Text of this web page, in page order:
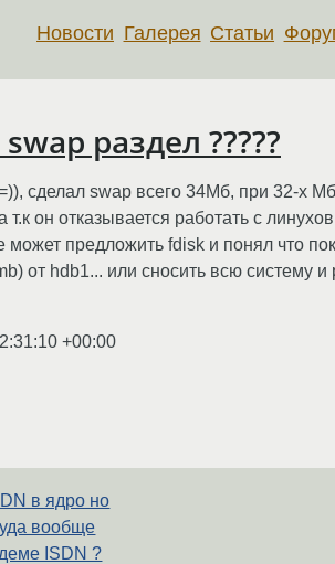
Новости Галерея Статьи
раздел ?????
сделал swap всего 34Мб, при 32-х
он отказывается работать с
может предложить fdisk и понял что
от hdb1... или сносить всю систему
+00:00
в ядро но
вообще
ISDN ?